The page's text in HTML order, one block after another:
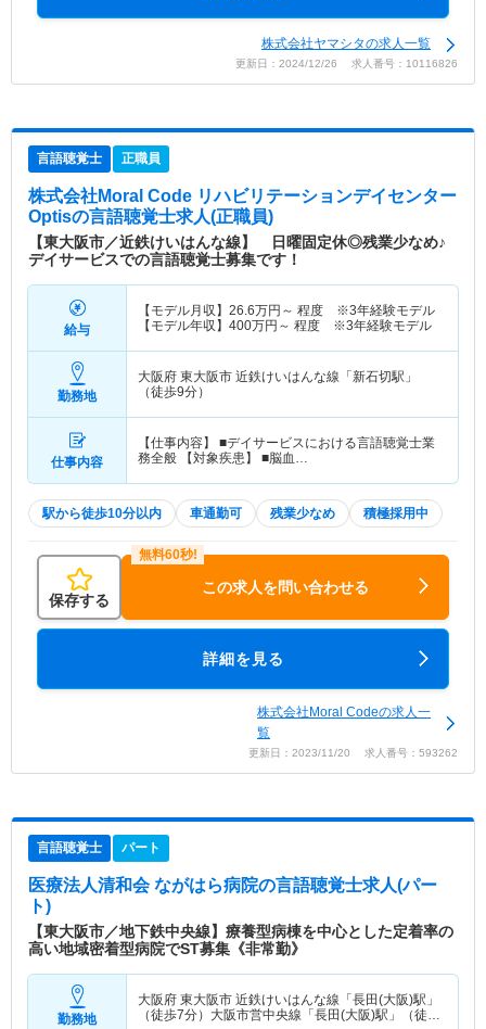
株式会社ヤマシタの求人一覧
更新日：2024/12/26 求人番号：10116826
言語聴覚士 正職員
株式会社Moral Code リハビリテーションデイセンター
Optisの言語聴覚士求人(正職員)
【東大阪市／近鉄けいはんな線】 日曜固定休◎残業少なめ♪
デイサービスでの言語聴覚士募集です！
給与
【モデル月収】 26.6万円～ 程度 ※3年経験モデル
【モデル年収】 400万円～ 程度 ※3年経験モデル
勤務地
大阪府 東大阪市 近鉄けいはんな線「新石切駅」
（徒歩9分）
仕事内容
【仕事内容】 ■デイサービスにおける言語聴覚士業
務全般 【対象疾患】 ■脳血…
駅から徒歩10分以内 車通勤可 残業少なめ 積極採用中
保存する
この求人を問い合わせる
詳細を見る
株式会社Moral Codeの求人一
覧
更新日：2023/11/20 求人番号：593262
言語聴覚士 パート
医療法人清和会 ながはら病院の言語聴覚士求人(パー
ト)
【東大阪市／地下鉄中央線】療養型病棟を中心とした定着率の
高い地域密着型病院でST募集《非常勤》
勤務地
大阪府 東大阪市 近鉄けいはんな線「長田(大阪)駅」
（徒歩7分）大阪市営中央線「長田(大阪)駅」（徒歩